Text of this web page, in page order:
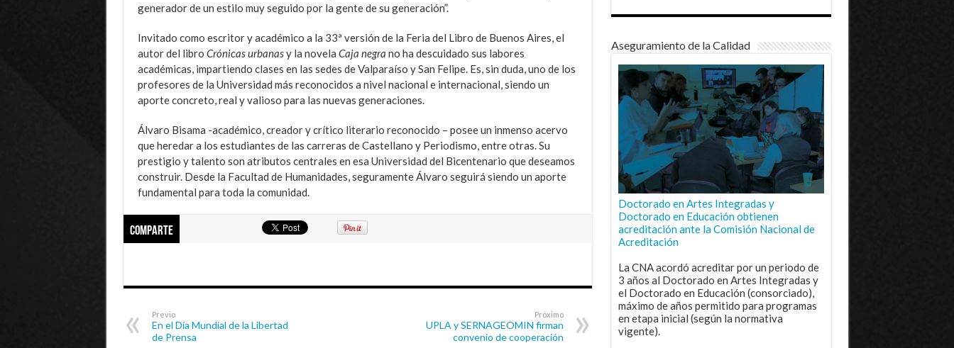
generador de un estilo muy seguido por la gente de su generación”.
Invitado como escritor y académico a la 33ª versión de la Feria del Libro de Buenos Aires, el
autor del libro Crónicas urbanasy la novela Caja negra no ha descuidado sus labores
académicas, impartiendo clases en las sedes de Valparaíso y San Felipe. Es, sin duda, uno de los
profesores de la Universidad más reconocidos a nivel nacional e internacional, siendo un
aporte concreto, real y valioso para las nuevas generaciones.
Álvaro Bisama -académico, creador y crítico literario reconocido – posee un inmenso acervo
que heredar a los estudiantes de las carreras de Castellano y Periodismo, entre otras. Su
prestigio y talento son atributos centrales en esa Universidad del Bicentenario que deseamos
construir. Desde la Facultad de Humanidades, seguramente Álvaro seguirá siendo un aporte
fundamental para toda la comunidad.
Comparte
Previo
En el Día Mundial de la Libertad
de Prensa
Próximo
UPLA y SERNAGEOMIN firman
convenio de cooperación
Aseguramiento de la Calidad
Doctorado en Artes Integradas y
Doctorado en Educación obtienen
acreditación ante la Comisión Nacional de
Acreditación
La CNA acordó acreditar por un periodo de
3 años al Doctorado en Artes Integradas y
el Doctorado en Educación (consorciado),
máximo de años permitido para programas
en etapa inicial (según la normativa
vigente).